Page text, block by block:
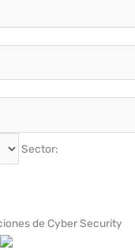
Sector:
de Cyber Security